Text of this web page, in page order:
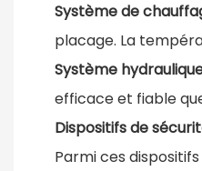
Système de
placage. La
Système
efficace et fiable
Dispositifs de
Parmi ces